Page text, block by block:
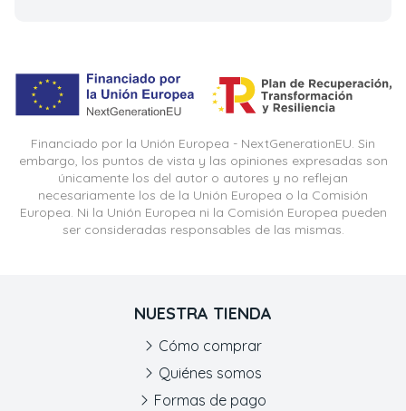
Financiado por la Unión Europea - NextGenerationEU. Sin
embargo, los puntos de vista y las opiniones expresadas son
únicamente los del autor o autores y no reflejan
necesariamente los de la Unión Europea o la Comisión
Europea. Ni la Unión Europea ni la Comisión Europea pueden
ser consideradas responsables de las mismas.
NUESTRA TIENDA
Cómo comprar
Quiénes somos
Formas de pago